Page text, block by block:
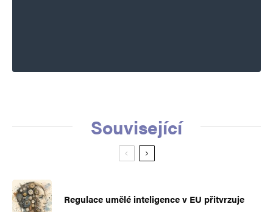
Související
Regulace umělé inteligence v EU přitvrzuje